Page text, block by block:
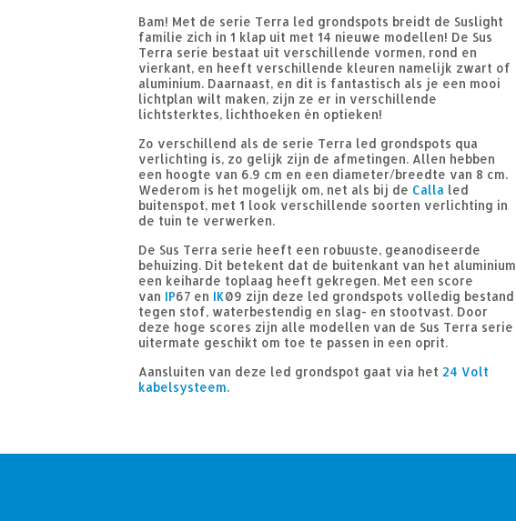
Bam! Met de serie Terra led grondspots breidt de Suslight
familie zich in 1 klap uit met 14 nieuwe modellen! De Sus
Terra serie bestaat uit verschillende vormen, rond en
vierkant, en heeft verschillende kleuren namelijk zwart of
aluminium. Daarnaast, en dit is fantastisch als je een mooi
lichtplan wilt maken, zijn ze er in verschillende
lichtsterktes, lichthoeken én optieken!
Zo verschillend als de serie Terra led grondspots qua
verlichting is, zo gelijk zijn de afmetingen. Allen hebben
een hoogte van 6.9 cm en een diameter/breedte van 8 cm.
Wederom is het mogelijk om, net als bij de Calla led
buitenspot, met 1 look verschillende soorten verlichting in
de tuin te verwerken.
De Sus Terra serie heeft een robuuste, geanodiseerde
behuizing. Dit betekent dat de buitenkant van het aluminium
een keiharde toplaag heeft gekregen. Met een score
van IP67 en IK09 zijn deze led grondspots volledig bestand
tegen stof, waterbestendig en slag- en stootvast. Door
deze hoge scores zijn alle modellen van de Sus Terra serie
uitermate geschikt om toe te passen in een oprit.
Aansluiten van deze led grondspot gaat via het 24 Volt
kabelsysteem.